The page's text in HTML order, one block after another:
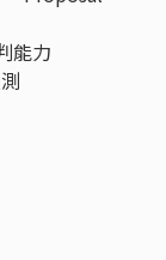
能力